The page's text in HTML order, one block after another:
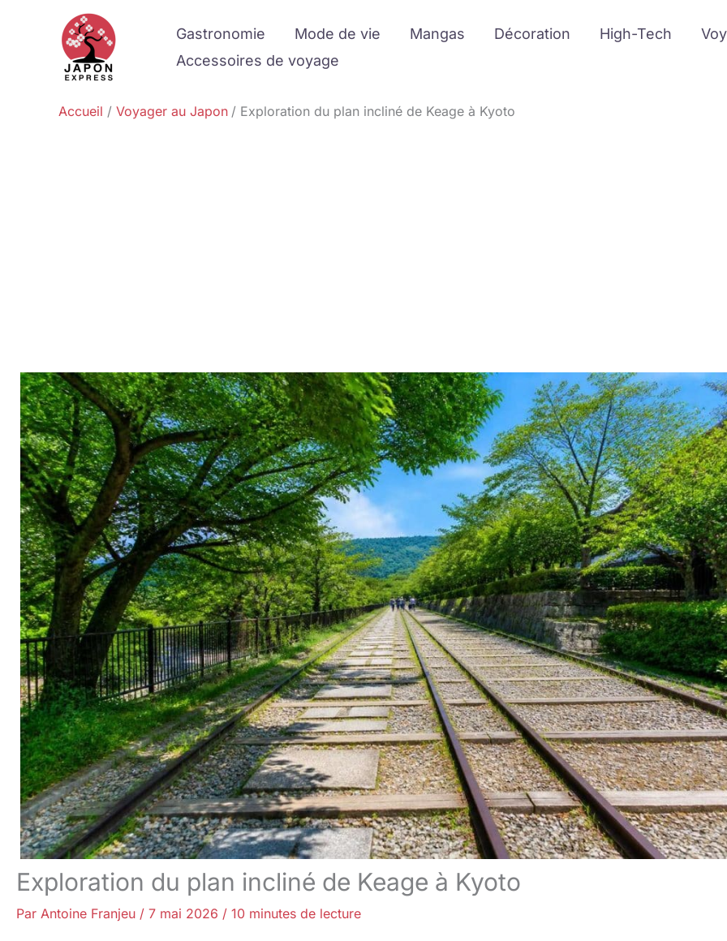
Gastronomie Mode de vie Mangas Décoration High-Tech
Accessoires de voyage
Accueil Voyager au Japon Exploration du plan incliné de Keage à Kyoto
Exploration du plan incliné de Keage à Kyoto
Par Antoine Franjeu / 7 mai 2026 / 10 minutes de lecture